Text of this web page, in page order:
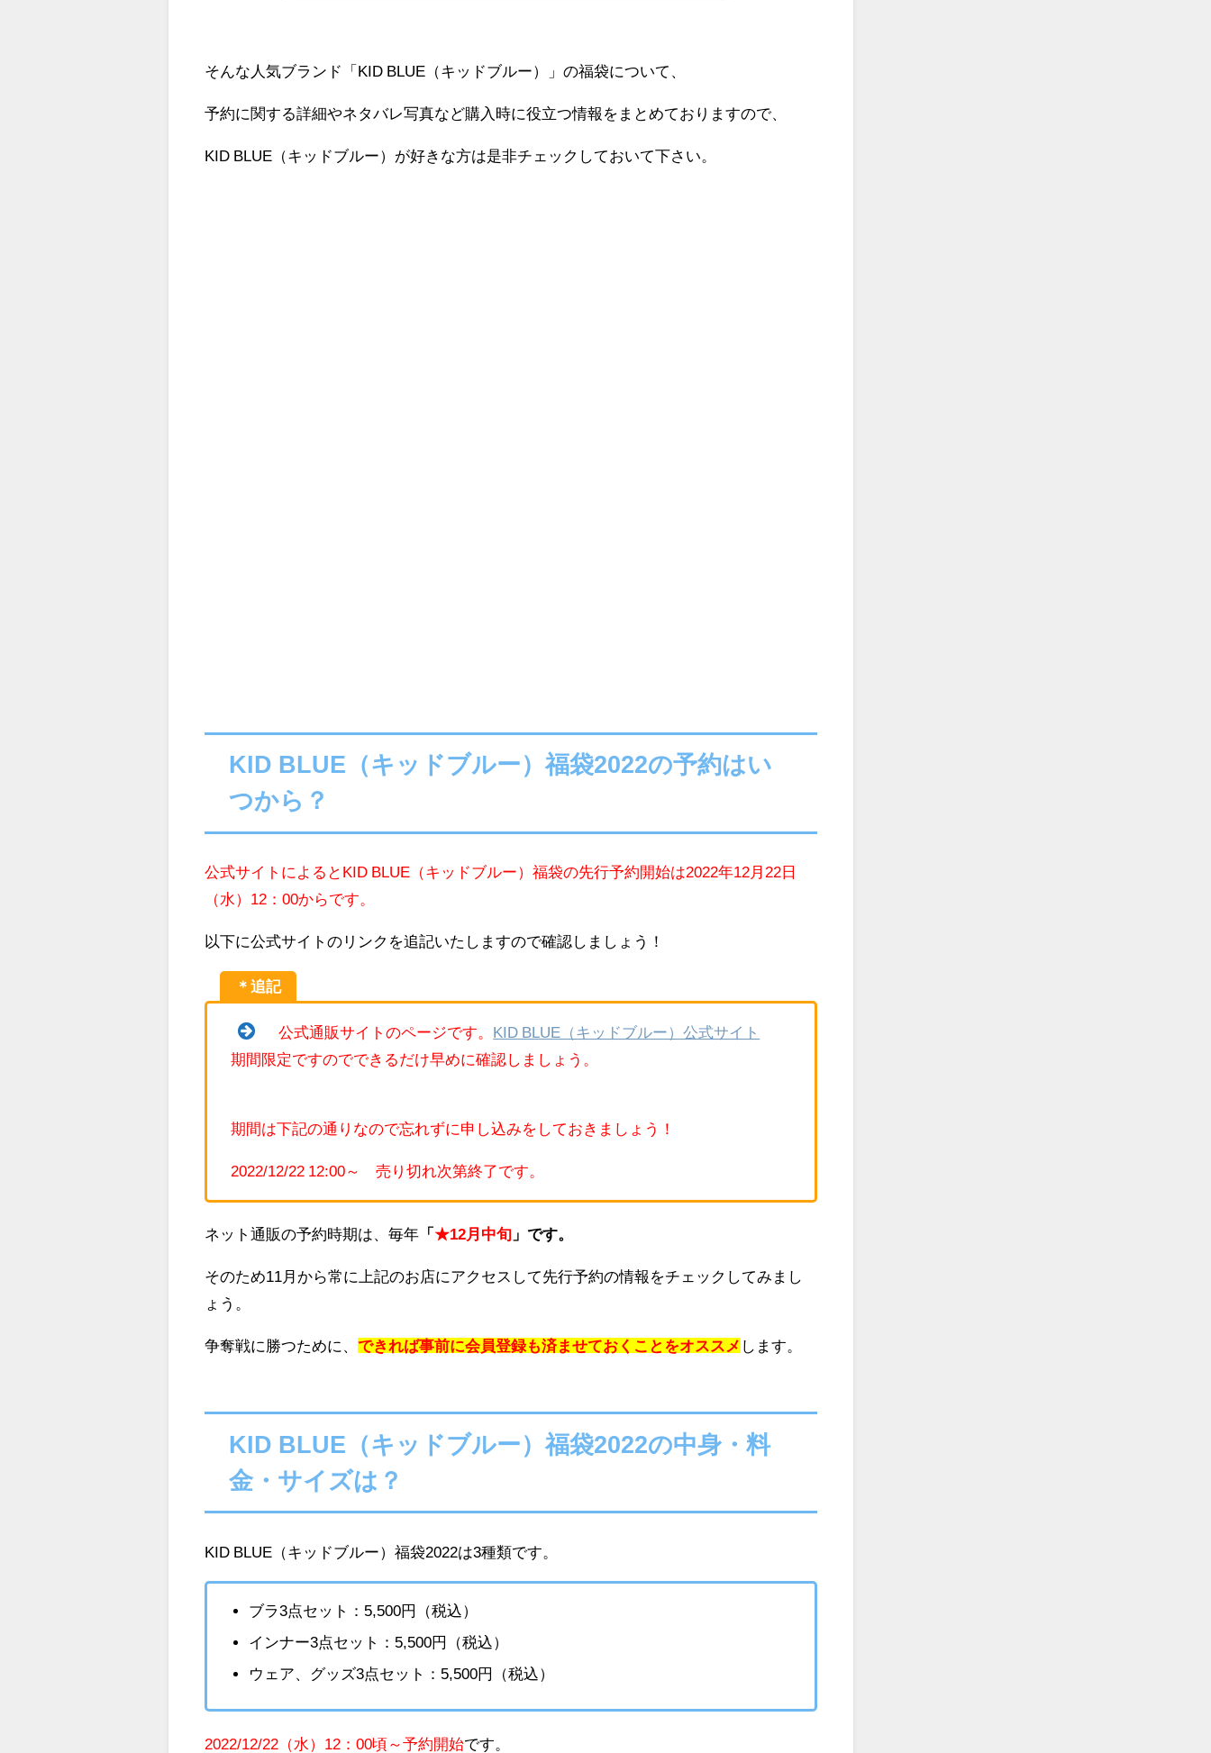
そんな人気ブランド「KID BLUE（キッドブルー）」の福袋について、
予約に関する詳細やネタバレ写真など購入時に役立つ情報をまとめておりますので、
KID BLUE（キッドブルー）が好きな方は是非チェックしておいて下さい。
KID BLUE（キッドブルー）福袋2022の予約はい
つから？
公式サイトによるとKID BLUE（キッドブルー）福袋の先行予約開始は2022年12月22日
（水）12：00からです。
以下に公式サイトのリンクを追記いたしますので確認しましょう！
＊追記
公式通販サイトのページです。 KID BLUE（キッドブルー）公式サイト
期間限定ですのでできるだけ早めに確認しましょう。
期間は下記の通りなので忘れずに申し込みをしておきましょう！
2022/12/22 12:00～ 売り切れ次第終了です。
ネット通販の予約時期は、毎年 「★12月中旬 」です。
そのため11月から常に上記のお店にアクセスして先行予約の情報をチェックしてみまし
ょう。
争奪戦に勝つために、できれば事前に会員登録も済ませておくことをオススメ します。
KID BLUE（キッドブルー）福袋2022の中身・料
金・サイズは？
KID BLUE（キッドブルー）福袋2022は3種類です。
ブラ3点セット：5,500円（税込）
インナー3点セット：5,500円（税込）
ウェア、グッズ3点セット：5,500円（税込）
2022/12/22（水）12：00頃～予約開始です。